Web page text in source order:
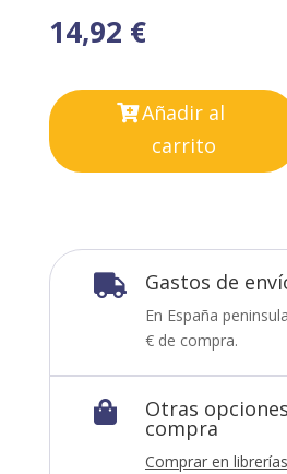
14,92 €
Añadir al
carrito
 Gastos de
En España
€ de compra.
 Otras
compra
Comprar en librerías